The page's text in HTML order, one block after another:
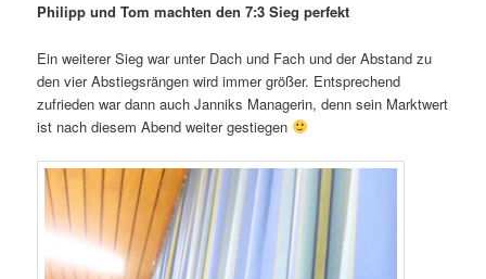
Philipp und Tom machten den 7:3 Sieg perfekt
Ein weiterer Sieg war unter Dach und Fach und der Abstand zu
den vier Abstiegsrängen wird immer größer. Entsprechend
zufrieden war dann auch Janniks Managerin, denn sein Marktwert
ist nach diesem Abend weiter gestiegen